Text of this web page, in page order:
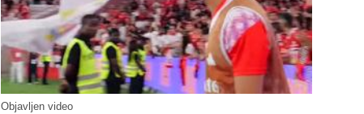
Objavljen video